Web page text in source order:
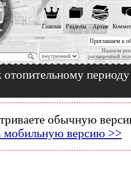
Приглашаем к
Надоела
расширенный
Главная Разделы Архив
отопительному
обычную
мобильную версию >>